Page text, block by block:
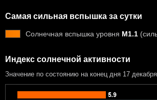
Самая сильная вспышка за сутки
Солнечная вспышка уровня M1.1
Индекс солнечной активности
Значение по состоянию на конец дня 17